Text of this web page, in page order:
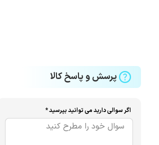
پرسش و پاسخ کالا
اگر سوالی دارید می توانید بپرسید *